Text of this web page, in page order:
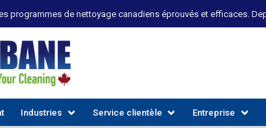
programmes de nettoyage canadiens éprouvés et efficaces.
Industries Service clientèle Entreprise